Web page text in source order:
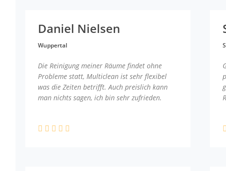
Daniel Nielsen
Wuppertal
Die Reinigung meiner Räume findet ohne
Probleme statt, Multiclean ist sehr flexibel
was die Zeiten betrifft. Auch preislich kann
man nichts sagen, ich bin sehr zufrieden.